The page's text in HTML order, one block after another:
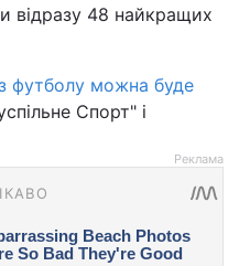
відразу 48 найкращих
футболу можна буде
Спорт" і
Реклама